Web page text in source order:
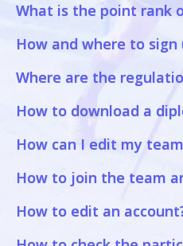
What is the point rank
How and where to sign
Where are the
How to download a
How can I edit my
How to join the team
How to edit an